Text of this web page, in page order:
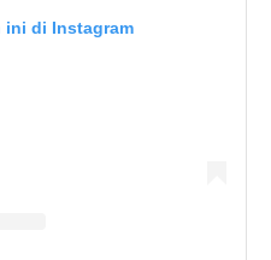
di Instagram